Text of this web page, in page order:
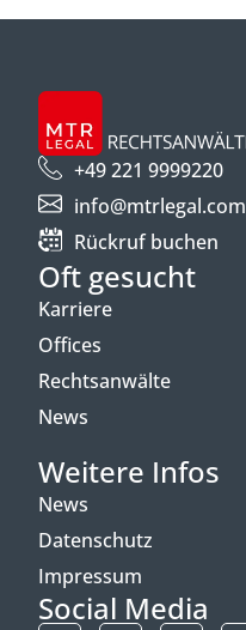
+49 221 9999220
info@mtrlegal.com
Rückruf buchen
Oft gesucht
Karriere
Offices
Rechtsanwälte
News
Weitere Infos
News
Datenschutz
Impressum
Social Media